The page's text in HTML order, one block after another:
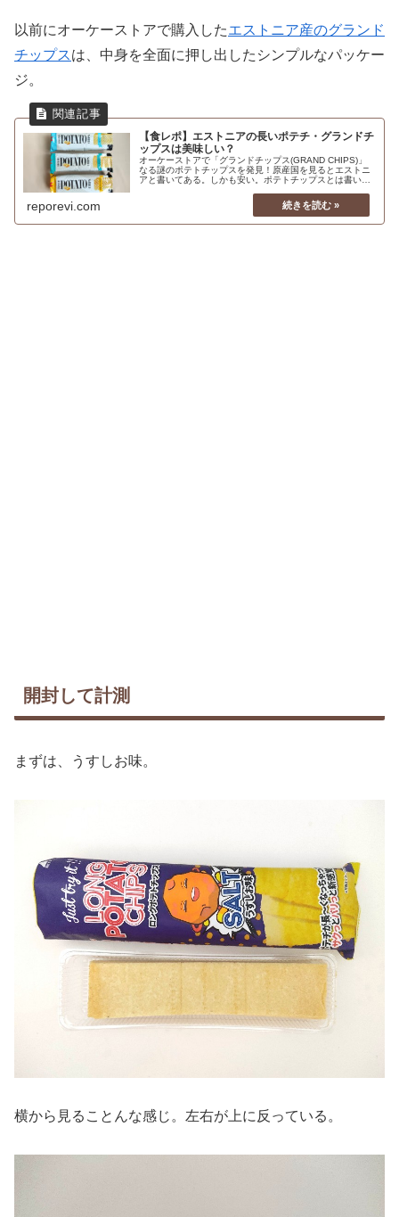
以前にオーケーストアで購入したエストニア産のグランド
チップスは、中身を全面に押し出したシンプルなパッケー
ジ。
【食レポ】エストニアの長いポテチ・グランドチ
ップスは美味しい？
オーケーストアで「グランドチップス(GRAND CHIPS)」
なる謎のポテトチップスを発見！原産国を見るとエストニ
アと書いてある。しかも安い。ポテトチップスとは書いて
いどんな味がするのか？好奇心が背中を押しまくるので、
売っていた3種類を食べ比べて評価することに。封を開け
てみると、それはもう驚きのポテチが現れた。
reporevi.com
開封して計測
まずは、うすしお味。
横から見ることんな感じ。左右が上に反っている。